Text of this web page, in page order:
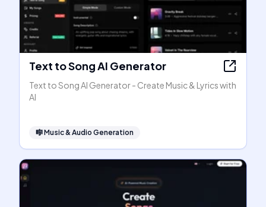
Text to Song AI Generator
Text to Song AI Generator - Create Music & Lyrics with
AI
🎼Music & Audio Generation